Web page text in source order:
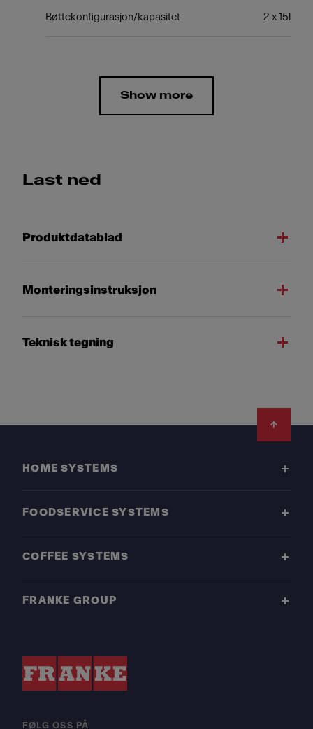
Bøttekonfigurasjon/kapasitet 2 x 15l
Show more
Last ned
Produktdatablad
Monteringsinstruksjon
Teknisk tegning
HOME SYSTEMS
FOODSERVICE SYSTEMS
COFFEE SYSTEMS
FRANKE GROUP
FØLG OSS PÅ